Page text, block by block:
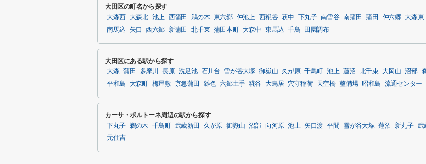
大田区の町名から探す
大森西 大森北 池上 西蒲田 鵜の木 東六郷 仲池上 西糀谷 萩中 下丸子 南雪谷 南蒲田 蒲田 仲六郷 大森東
南馬込
矢口 西六郷 新蒲田 北千束 蒲田本町 大森中 東馬込 千鳥 田園調布
大田区にある駅から探す
大森 蒲田 多摩川 長原 洗足池 石川台 雪が谷大塚 御嶽山 久が原 千鳥町 池上 蓮沼 北千束 大岡山 沼部
平和島
大森町 梅屋敷 京急蒲田 雑色 六郷土手 糀谷 大鳥居 穴守稲荷 天空橋 整備場 昭和島 流通センター
カーサ・ポルトーネ周辺の駅から探す
下丸子 鵜の木 千鳥町 武蔵新田 久が原 御嶽山 沼部 向河原 池上 矢口渡 平間 雪が谷大塚 蓮沼 新丸子 武
元住吉